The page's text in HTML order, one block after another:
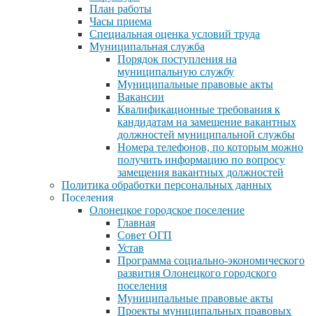
План работы
Часы приема
Специальная оценка условий труда
Муниципальная служба
Порядок поступления на
муниципальную службу
Муниципальные правовые акты
Вакансии
Квалификационные требования к
кандидатам на замещение вакантных
должностей муниципальной службы
Номера телефонов, по которым можно
получить информацию по вопросу
замещения вакантных должностей
Политика обработки персональных данных
Поселения
Олонецкое городское поселение
Главная
Совет ОГП
Устав
Программа социально-экономического
развития Олонецкого городского
поселения
Муниципальные правовые акты
Проекты муниципальных правовых